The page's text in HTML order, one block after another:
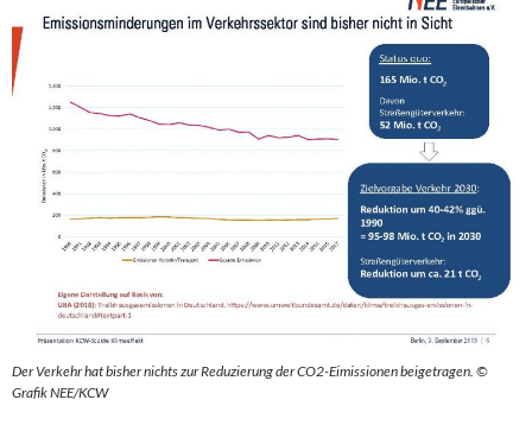
Der Verkehr hat bisher nichts zur Reduzierung der CO2-Eimissionen beigetragen. ©
Grafik NEE/KCW